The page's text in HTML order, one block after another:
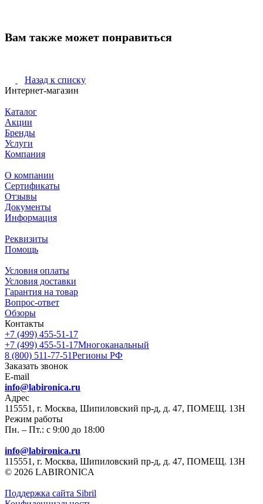
Вам также может понравиться
Назад к списку
Интернет-магазин
Каталог
Акции
Бренды
Услуги
Компания
О компании
Сертификаты
Отзывы
Документы
Информация
Реквизиты
Помощь
Условия оплаты
Условия доставки
Гарантия на товар
Вопрос-ответ
Обзоры
Контакты
+7 (499) 455-51-17
+7 (499) 455-51-17Многоканальный
8 (800) 511-77-51Регионы РФ
Заказать звонок
E-mail
info@labironica.ru
Адрес
115551, г. Москва, Шипиловский пр-д, д. 47, ПОМЕЩ. 13Н
Режим работы
Пн. – Пт.: с 9:00 до 18:00
info@labironica.ru
115551, г. Москва, Шипиловский пр-д, д. 47, ПОМЕЩ. 13Н
© 2026 LABIRONICA
Поддержка сайта Sibril